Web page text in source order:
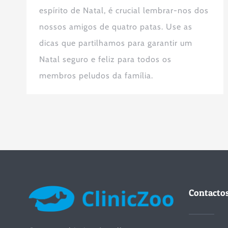
espírito de Natal, é crucial lembrar-nos dos
nossos amigos de quatro patas. Use as
dicas que partilhamos para garantir um
Natal seguro e feliz para todos os
membros peludos da família.